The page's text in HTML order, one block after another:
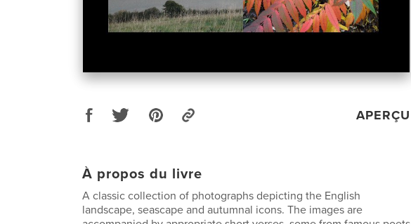
APERÇU
À propos du livre
A classic collection of photographs depicting the English
landscape, seascape and autumnal icons. The images are